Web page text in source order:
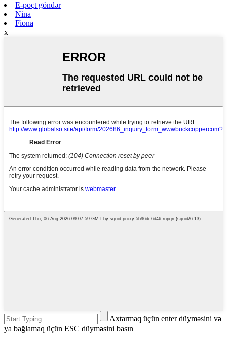
E-poçt göndər
Nina
Fiona
x
Axtarmaq üçün enter düyməsini və
ya bağlamaq üçün ESC düyməsini basın